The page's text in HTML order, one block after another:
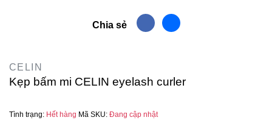
Chia sẻ
CELIN
Kẹp bấm mi CELIN eyelash curler
Tình trạng: Hết hàng Mã SKU: Đang cập nhật